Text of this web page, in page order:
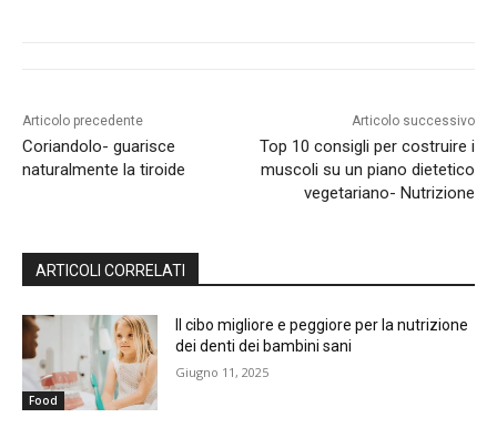
Articolo precedente
Coriandolo- guarisce
naturalmente la tiroide
Articolo successivo
Top 10 consigli per costruire i
muscoli su un piano dietetico
vegetariano- Nutrizione
ARTICOLI CORRELATI
Food
Il cibo migliore e peggiore per la nutrizione
dei denti dei bambini sani
Giugno 11, 2025